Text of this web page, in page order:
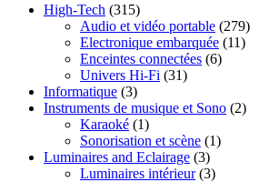
High-Tech (315)
Audio et vidéo portable (279)
Electronique embarquée (11)
Enceintes connectées (6)
Univers Hi-Fi (31)
Informatique (3)
Instruments de musique et Sono (2)
Karaoké (1)
Sonorisation et scène (1)
Luminaires and Eclairage (3)
Luminaires intérieur (3)